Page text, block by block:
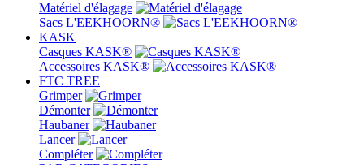
Matériel d'élagage
Sacs L'EEKHOORN®
KASK
Casques KASK®
Accessoires KASK®
FTC TREE
Grimper
Démonter
Haubaner
Lancer
Compléter